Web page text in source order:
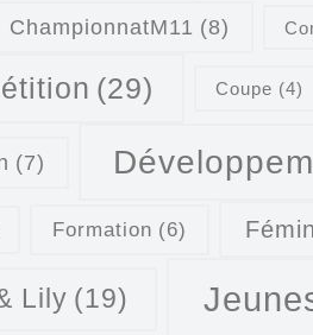
ChampionnatM11 (8)
(29) Coupe (4)
(7)
Formation (6)
Lily (19)